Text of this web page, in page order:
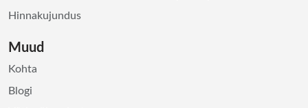
Hinnakujundus
Muud
Kohta
Blogi